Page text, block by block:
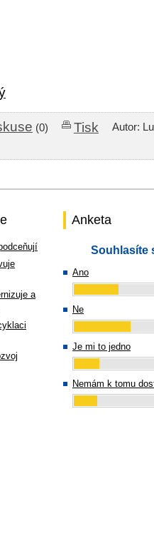
(0) Tisk
Autor:
a
Anketa
Souhlasíte
Ano
Ne
Je mi to jedno
Nemám k tomu